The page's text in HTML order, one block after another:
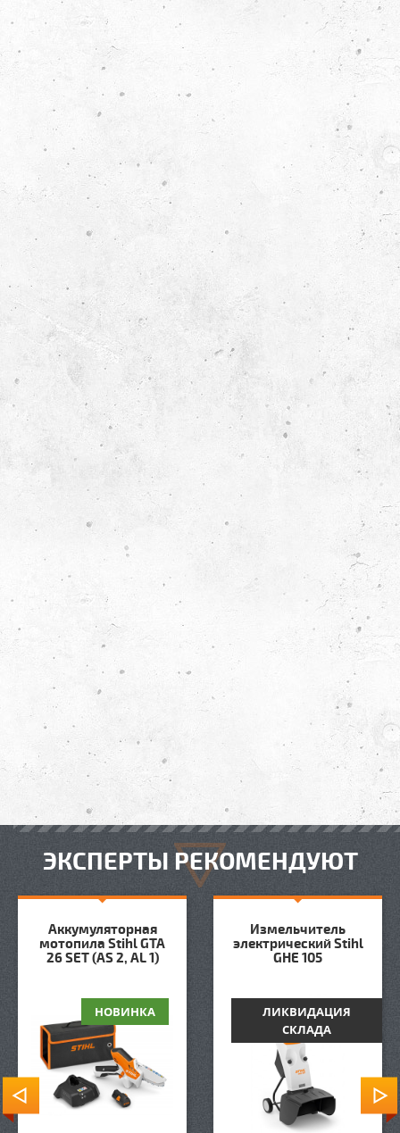
ЭКСПЕРТЫ РЕКОМЕНДУЮТ
Аккумуляторная
мотопила Stihl GTA
26 SET (AS 2, AL 1)
НОВИНКА
Измельчитель
электрический Stihl
GHE 105
ЛИКВИДАЦИЯ
СКЛАДА